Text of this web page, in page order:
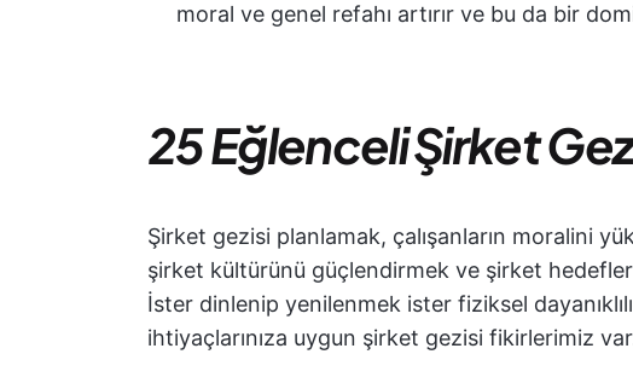
moral ve genel refahı artırır ve bu da bir
25 Eğlenceli Şirket
Şirket gezisi planlamak, çalışanların moralini
şirket kültürünü güçlendirmek ve şirket
İster dinlenip yenilenmek ister fiziksel
ihtiyaçlarınıza uygun şirket gezisi fikirlerimiz